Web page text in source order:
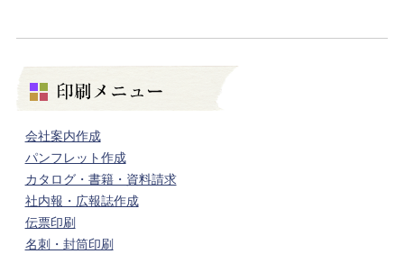
会社案内作成
パンフレット作成
カタログ・書籍・資料請求
社内報・広報誌作成
伝票印刷
名刺・封筒印刷